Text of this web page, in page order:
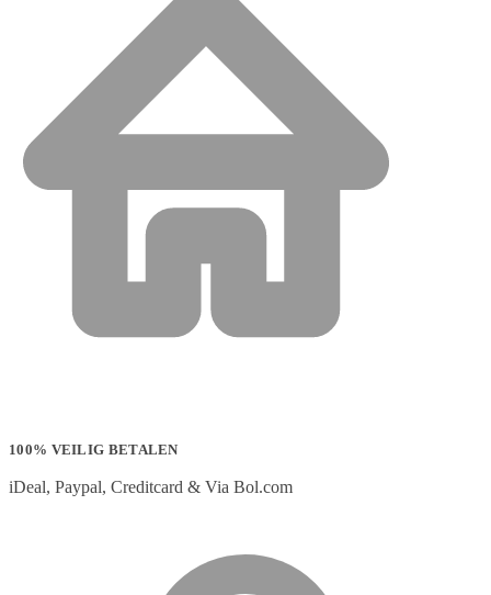
100% VEILIG BETALEN
iDeal, Paypal, Creditcard & Via Bol.com